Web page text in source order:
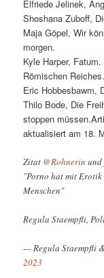
Elfriede Jelinek,
Shoshana Zuboff,
Maja Göpel, Wir
morgen.
Kyle Harper,
Römischen Reiches.
Eric Hobbesbawm,
Thilo Bode, Die
stoppen
aktualisiert am 18.
Zitat @Rohnerin
"Porno hat mit Erotik
Menschen"
Regula Staempfli,
— Regula Staempfli
2023